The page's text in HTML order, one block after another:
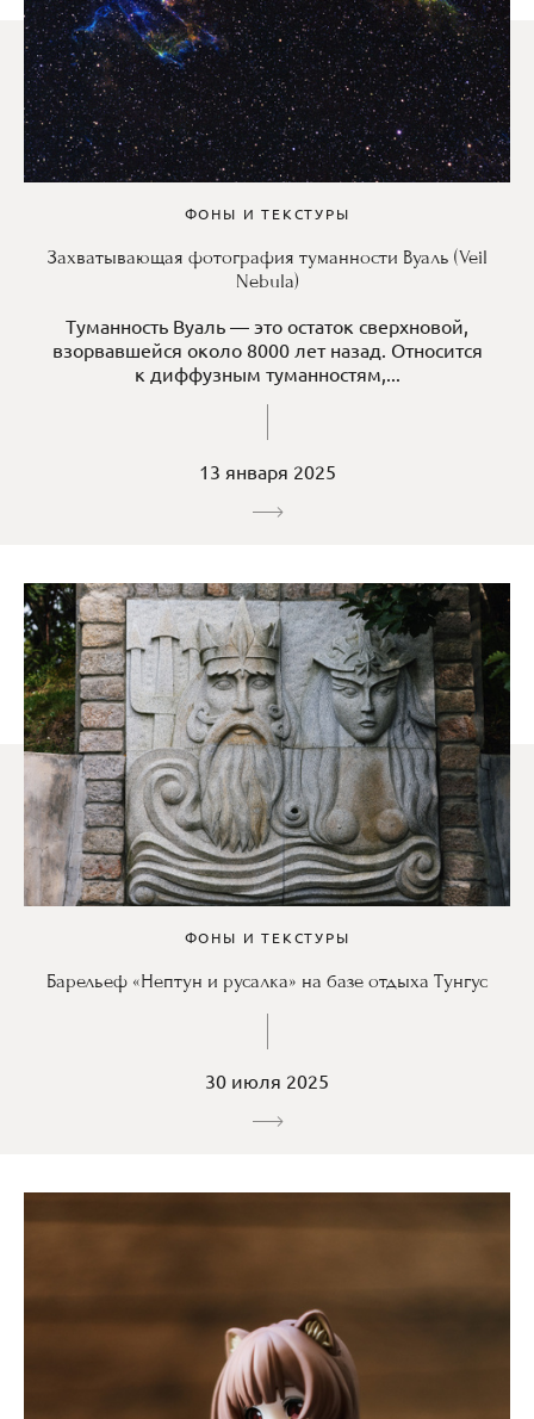
ФОНЫ И ТЕКСТУРЫ
Захватывающая фотография туманности Вуаль (Veil
Nebula)
Туманность Вуаль — это остаток сверхновой,
взорвавшейся около 8000 лет назад. Относится
к диффузным туманностям,...
13 января 2025
ФОНЫ И ТЕКСТУРЫ
Барельеф «Нептун и русалка» на базе отдыха Тунгус
30 июля 2025